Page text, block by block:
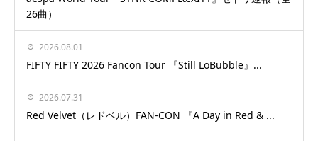
26曲）
2026.08.01
FIFTY FIFTY 2026 Fancon Tour 『Still LoBubble』...
2026.07.31
Red Velvet（レドベル）FAN-CON 『A Day in Red & ...